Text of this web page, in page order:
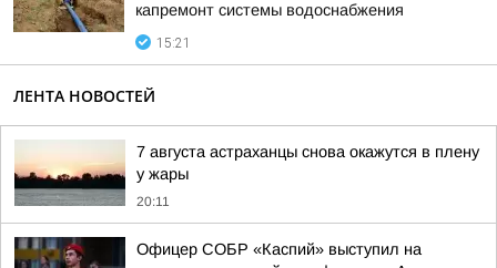
капремонт системы водоснабжения
15:21
ЛЕНТА НОВОСТЕЙ
7 августа астраханцы снова окажутся в плену
у жары
20:11
Офицер СОБР «Каспий» выступил на